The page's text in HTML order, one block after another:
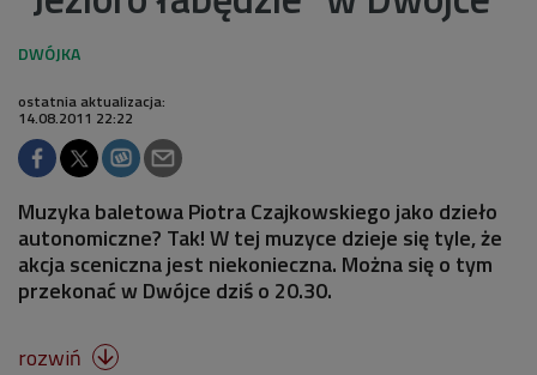
ostatnia aktualizacja:
14.08.2011 22:22
Muzyka baletowa Piotra Czajkowskiego jako dzieło
autonomiczne? Tak! W tej muzyce dzieje się tyle, że
akcja sceniczna jest niekonieczna. Można się o tym
przekonać w Dwójce dziś o 20.30.
rozwiń 